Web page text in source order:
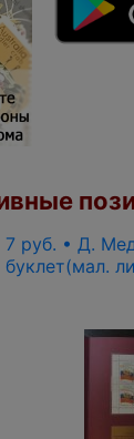
руб. • Д.
буклет(мал.